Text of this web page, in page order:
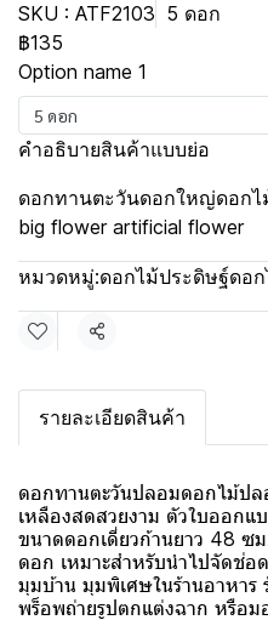
SKU : ATF2103 5 ดอก
฿135
Option name 1
5 ดอก
คำอธิบายสินค้าแบบย่อ
ดอกทานตะวันดอกใหญ่ดอกไ
big flower artificial flower
หมวดหมู่:ดอกไม้ประดิษฐ์ดอ
แชร์
รายละเอียดสินค้า
ดอกทานตะวันปลอมดอกไม้ป
เหลืองสดสวยงาม ตัวใบออกแ
ขนาดดอกเดี่ยวก้านยาว 48 ซ
ดอก เหมาะสำหรับนำไปจัดช่
มุมบ้าน มุมพิเศษในร้านอาหา
พร็อพถ่ายรูปตกแต่งฉาก หรือ